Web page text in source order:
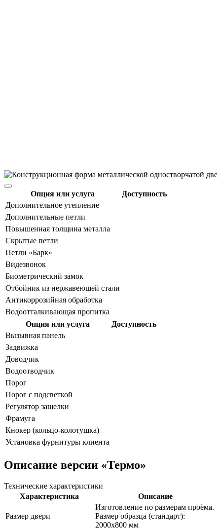
Опция или услуга
Доступность
Дополнительное утепление
Дополнительные петли
Повышенная толщина металла
Скрытые петли
Петли «Барк»
Видезвонок
Биометрический замок
Отбойник из нержавеющей стали
Антикоррозийная обработка
Водоотталкивающая пропитка
Опция или услуга
Доступность
Вызывная панель
Задвижка
Доводчик
Водоотводчик
Порог
Порог с подсветкой
Регулятор защелки
Фрамуга
Кнокер (кольцо-колотушка)
Установка фурнитуры клиента
Описание версии «Термо»
Технические характеристики
Характеристика
Описание
Размер двери
Изготовление по размерам проёма.
Размер образца (стандарт):
2000х800 мм